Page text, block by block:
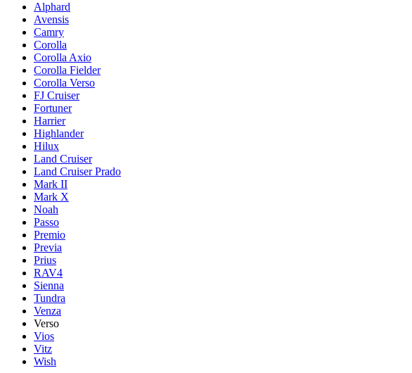
Alphard
Avensis
Camry
Corolla
Corolla Axio
Corolla Fielder
Corolla Verso
FJ Cruiser
Fortuner
Harrier
Highlander
Hilux
Land Cruiser
Land Cruiser Prado
Mark II
Mark X
Noah
Passo
Premio
Previa
Prius
RAV4
Sienna
Tundra
Venza
Verso
Vios
Vitz
Wish